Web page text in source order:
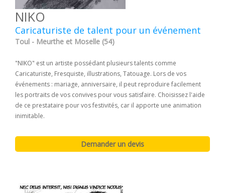
NIKO
Caricaturiste de talent pour un événement
Toul - Meurthe et Moselle (54)
"NIKO" est un artiste possédant plusieurs talents comme
Caricaturiste, Fresquiste, illustrations, Tatouage. Lors de vos
événements : mariage, anniversaire, il peut reproduire facilement
les portraits de vos convives pour vous satisfaire. Choisissez l'aide
de ce prestataire pour vos festivités, car il apporte une animation
inimitable.